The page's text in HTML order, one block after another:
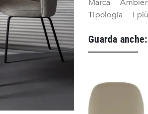
Marca
Tipologia
I
Guarda anche: